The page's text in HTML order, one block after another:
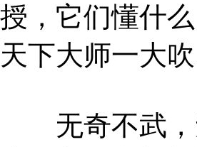
授，它们懂什
天下大师一大
无奇不武，